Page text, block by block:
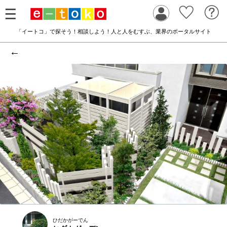
「イートコ」で探そう！相談しよう！人と人をむすぶ、業界のポータルサイト
←
ひだかがーでん